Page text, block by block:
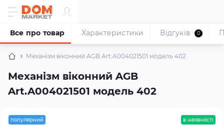
Механізм віконний AGB Art.A004021501 модель 402
Механізм віконний AGB
Art.A004021501 модель 402
Все про товар Характеристики Відгуків 0
популярний в наявності